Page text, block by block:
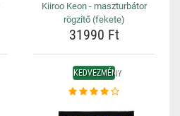
Kiiroo Keon - maszturbátor
rögzítő (fekete)
31990 Ft
KEDVEZMÉNY